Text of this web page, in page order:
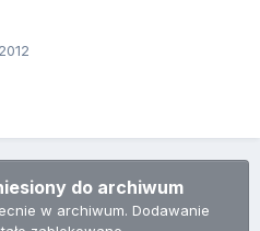
do archiwum
w archiwum. Dodawanie